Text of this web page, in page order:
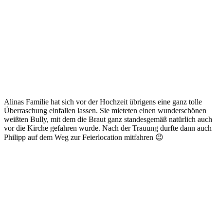
Alinas Familie hat sich vor der Hochzeit übrigens eine ganz tolle
Überraschung einfallen lassen. Sie mieteten einen wunderschönen
weißten Bully, mit dem die Braut ganz standesgemäß natürlich auch
vor die Kirche gefahren wurde. Nach der Trauung durfte dann auch
Philipp auf dem Weg zur Feierlocation mitfahren 😉